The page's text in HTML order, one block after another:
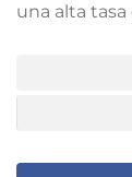
una alta